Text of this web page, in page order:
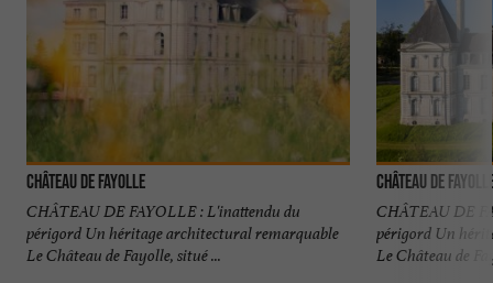
Château de Fayolle
CHÂTEAU DE FAYOLLE : L'inattendu du
périgord Un héritage architectural remarquable
Le Château de Fayolle, situé ...
Château de
CHÂTEAU DE
périgord Un
Le Château de